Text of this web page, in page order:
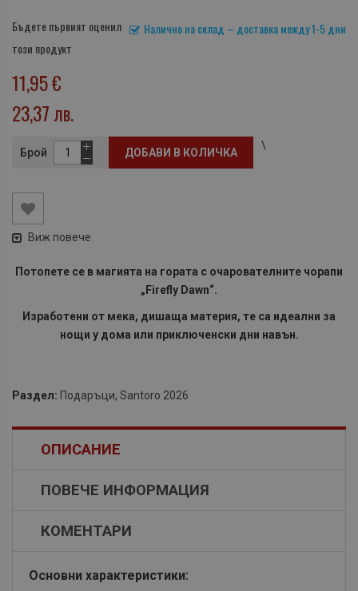
Налично на склад – доставка между 1-5 дни
Бъдете първият оценил
този продукт
11,95 €
23,37 лв.
Брой ДОБАВИ В КОЛИЧКА
\
Виж повече
Потопете се в магията на гората с очарователните чорапи
„ Firefly Dawn“.
Изработени от мека, дишаща материя, те са идеални за
нощи у дома или приключенски дни навън.
Раздел: Подаръци, Santoro 2026
ОПИСАНИЕ
ПОВЕЧЕ ИНФОРМАЦИЯ
КОМЕНТАРИ
Основни характеристики: